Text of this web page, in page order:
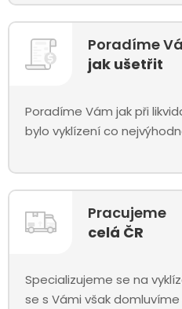
Poradíme
jak ušetřit
Poradíme Vám jak při
bylo vyklízení co
Pracujeme
celá ČR
Specializujeme se na
se s Vámi však